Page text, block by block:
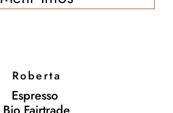
Roberta
Espresso